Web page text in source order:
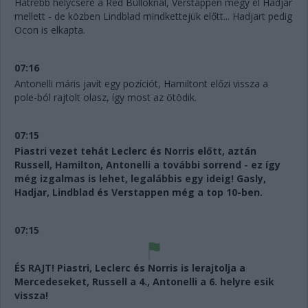
mellett - de közben Lindblad mindkettejük előtt... Hadjart pedig
Ocon is elkapta.
07:16
Antonelli máris javít egy pozíciót, Hamiltont előzi vissza a
pole-ból rajtolt olasz, így most az ötödik.
07:15
Piastri vezet tehát Leclerc és Norris előtt, aztán
Russell, Hamilton, Antonelli a további sorrend - ez így
még izgalmas is lehet, legalábbis egy ideig! Gasly,
Hadjar, Lindblad és Verstappen még a top 10-ben.
07:15
ÉS RAJT! Piastri, Leclerc és Norris is lerajtolja a
Mercedeseket, Russell a 4., Antonelli a 6. helyre esik
vissza!